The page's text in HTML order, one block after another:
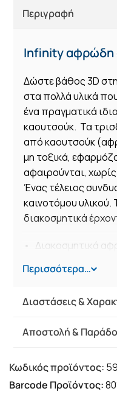
Περιγραφή
Infinity αφρώδη
Δώστε βάθος 3D
στα πολλά υλικά
ένα πραγματικά
καουτσούκ. Τα
από καουτσούκ
μη τοξικά,
αφαιρούνται,
Ένας τέλειος
καινοτόμου
διακοσμητικά
• Διακοσμητικά
• Κατασκευή από
• Δυνατότητα
το αυτοκόλλητο.
Περισσότερα…
Διαστάσεις &
Αποστολή &
Barcode Προϊόντος:
Κωδικός προϊόντος: